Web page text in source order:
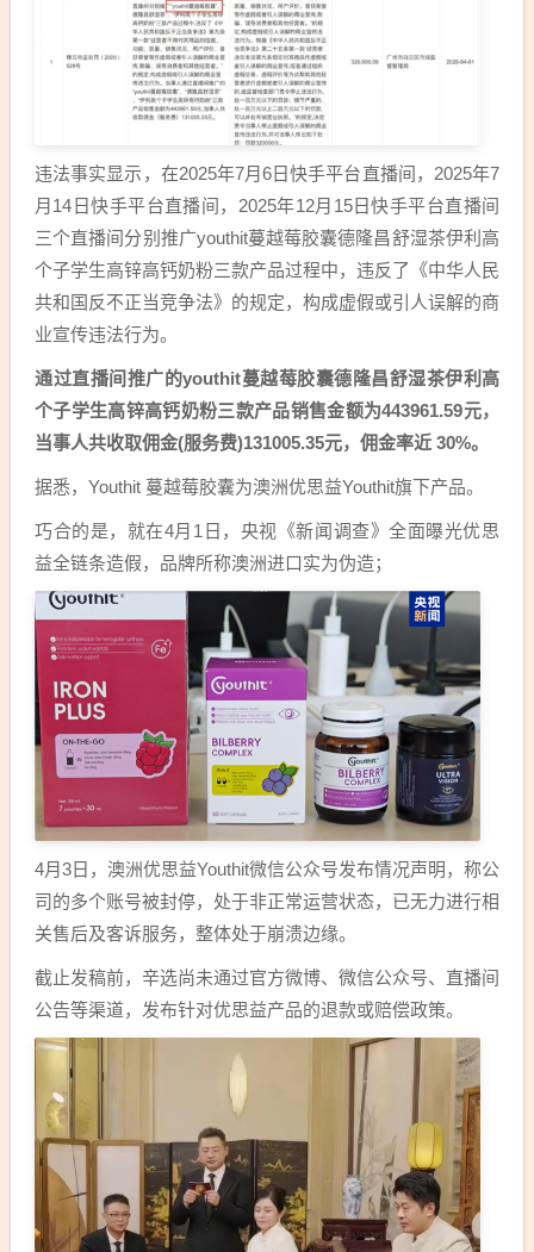
违法事实显示，在2025年7月6日快手平台直播间，2025年7
月14日快手平台直播间，2025年12月15日快手平台直播间
三个直播间分别推广youthit蔓越莓胶囊德隆昌舒湿茶伊利高
个子学生高锌高钙奶粉三款产品过程中，违反了《中华人民
共和国反不正当竞争法》的规定，构成虚假或引人误解的商
业宣传违法行为。
通过直播间推广的youthit蔓越莓胶囊德隆昌舒湿茶伊利高
个子学生高锌高钙奶粉三款产品销售金额为443961.59元，
当事人共收取佣金(服务费)131005.35元，佣金率近 30%。
据悉，Youthit 蔓越莓胶囊为澳洲优思益Youthit旗下产品。
巧合的是，就在4月1日，央视《新闻调查》全面曝光优思
益全链条造假，品牌所称澳洲进口实为伪造；
4月3日，澳洲优思益Youthit微信公众号发布情况声明，称公
司的多个账号被封停，处于非正常运营状态，已无力进行相
关售后及客诉服务，整体处于崩溃边缘。
截止发稿前，辛选尚未通过官方微博、微信公众号、直播间
公告等渠道，发布针对优思益产品的退款或赔偿政策。